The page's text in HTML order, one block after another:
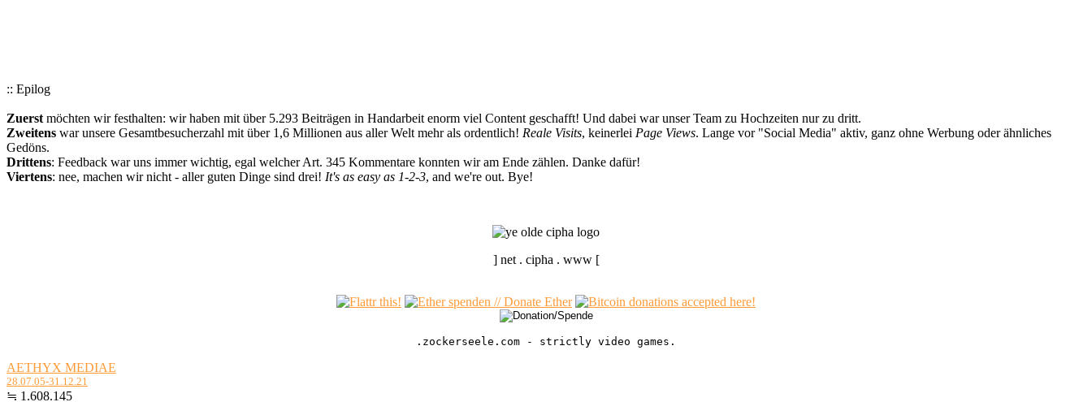
:: Epilog
Zuerst möchten wir festhalten: wir haben mit über 5.293 Beiträgen in Handarbeit enorm viel Content geschafft! Und dabei war unser Team zu Hochzeiten nur zu dritt.
Zweitens war unsere Gesamtbesucherzahl mit über 1,6 Millionen aus aller Welt mehr als ordentlich! Reale Visits, keinerlei Page Views. Lange vor "Social Media" aktiv, ganz ohne Werbung oder ähnliches
Gedöns.
Drittens: Feedback war uns immer wichtig, egal welcher Art. 345 Kommentare konnten wir am Ende zählen. Danke dafür!
Viertens: nee, machen wir nicht - aller guten Dinge sind drei! It's as easy as 1-2-3, and we're out. Bye!
] net . cipha . www [
.zockerseele.com - strictly video games.
AETHYX MEDIAE
28.07.05-31.12.21
≒ 1.608.145